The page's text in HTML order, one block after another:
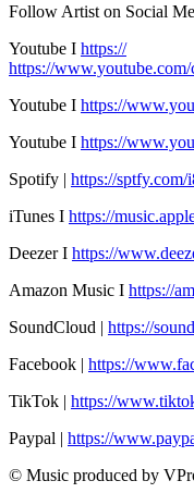
Follow Artist on Social
Youtube I https://
https://
Youtube I https://
Youtube I https://
Spotify | https://sptfy.com/
iTunes I https://
Deezer I https://
Amazon Music I https://
SoundCloud | https://
Facebook | https://
TikTok | https://
Paypal | https://
© Music produced by